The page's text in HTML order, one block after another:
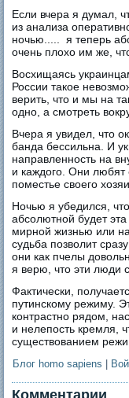
Если вчера я думал,
из анализа
ночью..... я теперь
очень плохо им же,
Восхищаясь
России такое
верить, что и мы на
одно, а смотреть
Вчера я увидел, что
банда бессильна. И
направленность на
и каждого. Они любят
поместье своего
Ночью я убедился,
абсолютной будет
мирной жизнью или
судьба позволит
они как пчелы
я верю, что эти люди
Фактически,
путинскому режиму.
контрастно рядом,
и нелепость кремля,
существованием
Блог homo sapiens